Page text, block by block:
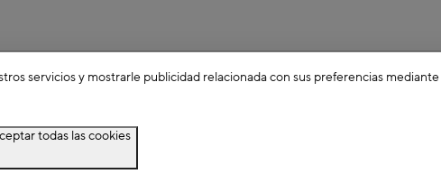
servicios y mostrarle publicidad relacionada con sus preferencias
todas las cookies